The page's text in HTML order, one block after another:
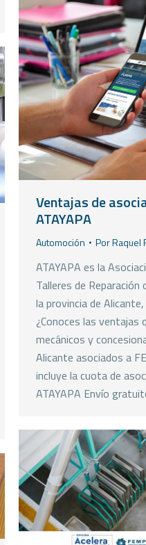
Ventajas de
ATAYAPA
Automoción PorRaquel
ATAYAPA es la
Talleres de
la provincia de
¿Conoces las ventajas
mecánicos y
Alicante asociados a
incluye la cuota de
ATAYAPA Envío